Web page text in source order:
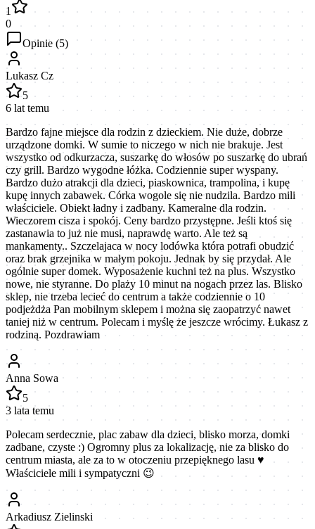
1
0
Opinie (5)
Lukasz Cz
5
6 lat temu
Bardzo fajne miejsce dla rodzin z dzieckiem. Nie duże, dobrze
urządzone domki. W sumie to niczego w nich nie brakuje. Jest
wszystko od odkurzacza, suszarkę do włosów po suszarkę do ubrań
czy grill. Bardzo wygodne łóżka. Codziennie super wyspany.
Bardzo dużo atrakcji dla dzieci, piaskownica, trampolina, i kupę
kupę innych zabawek. Córka wogole się nie nudzila. Bardzo mili
właściciele. Obiekt ładny i zadbany. Kameralne dla rodzin.
Wieczorem cisza i spokój. Ceny bardzo przystępne. Jeśli ktoś się
zastanawia to już nie musi, naprawdę warto. Ale też są
mankamenty.. Szczelajaca w nocy lodówka która potrafi obudzić
oraz brak grzejnika w małym pokoju. Jednak by się przydał. Ale
ogólnie super domek. Wyposażenie kuchni też na plus. Wszystko
nowe, nie styranne. Do plaży 10 minut na nogach przez las. Blisko
sklep, nie trzeba lecieć do centrum a także codziennie o 10
podjeżdża Pan mobilnym sklepem i można się zaopatrzyć nawet
taniej niż w centrum. Polecam i myślę że jeszcze wrócimy. Łukasz z
rodziną. Pozdrawiam
Anna Sowa
5
3 lata temu
Polecam serdecznie, plac zabaw dla dzieci, blisko morza, domki
zadbane, czyste :) Ogromny plus za lokalizację, nie za blisko do
centrum miasta, ale za to w otoczeniu przepięknego lasu ♥️
Właściciele mili i sympatyczni 😉
Arkadiusz Zielinski